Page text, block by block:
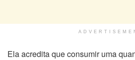
Ela acredita que consumir uma